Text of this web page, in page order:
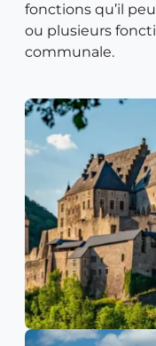
fonctions qu’il
ou plusieurs
communale.